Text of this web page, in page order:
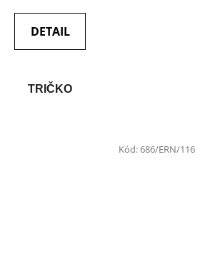
DETAIL
TRIČKO
Kód:686/ERN/116